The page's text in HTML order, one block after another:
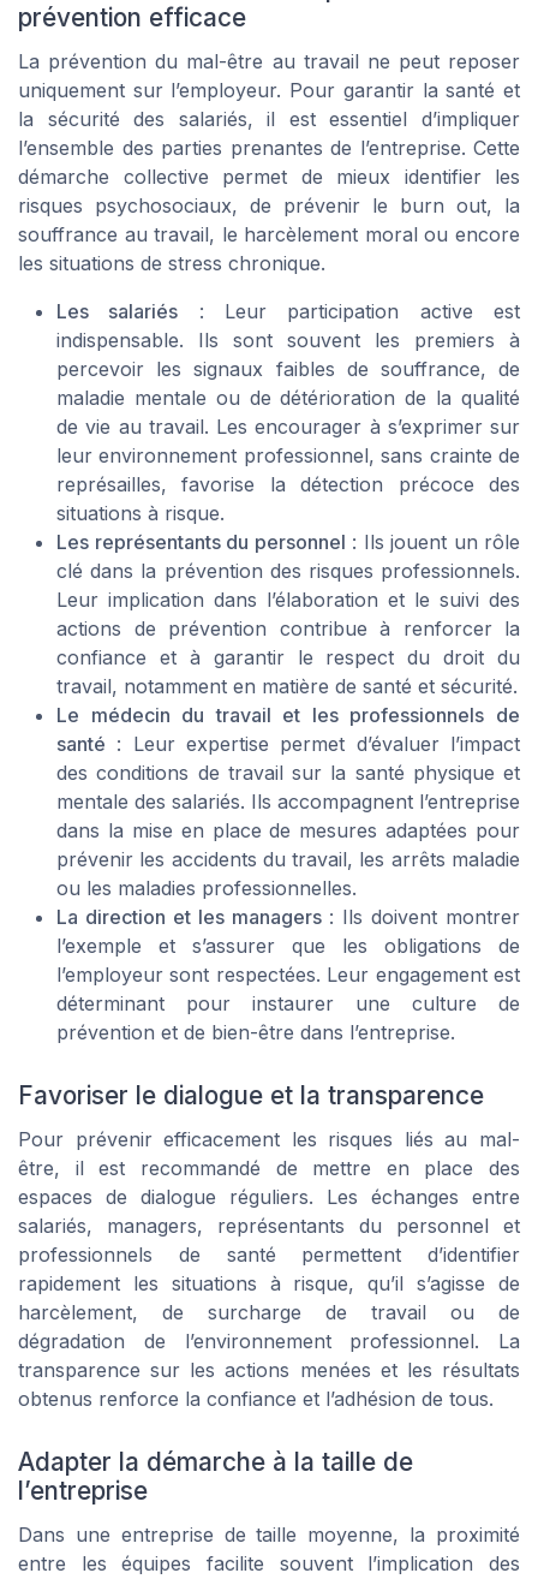
prévention efficace
La prévention du mal-être au travail ne peut reposer
uniquement sur l’employeur. Pour garantir la santé et
la sécurité des salariés, il est essentiel d’impliquer
l’ensemble des parties prenantes de l’entreprise. Cette
démarche collective permet de mieux identifier les
risques psychosociaux, de prévenir le burn out, la
souffrance au travail, le harcèlement moral ou encore
les situations de stress chronique.
Les salariés : Leur participation active est
indispensable. Ils sont souvent les premiers à
percevoir les signaux faibles de souffrance, de
maladie mentale ou de détérioration de la qualité
de vie au travail. Les encourager à s’exprimer sur
leur environnement professionnel, sans crainte de
représailles, favorise la détection précoce des
situations à risque.
Les représentants du personnel : Ils jouent un rôle
clé dans la prévention des risques professionnels.
Leur implication dans l’élaboration et le suivi des
actions de prévention contribue à renforcer la
confiance et à garantir le respect du droit du
travail, notamment en matière de santé et sécurité.
Le médecin du travail et les professionnels de
santé : Leur expertise permet d’évaluer l’impact
des conditions de travail sur la santé physique et
mentale des salariés. Ils accompagnent l’entreprise
dans la mise en place de mesures adaptées pour
prévenir les accidents du travail, les arrêts maladie
ou les maladies professionnelles.
La direction et les managers: Ils doivent montrer
l’exemple et s’assurer que les obligations de
l’employeur sont respectées. Leur engagement est
déterminant pour instaurer une culture de
prévention et de bien-être dans l’entreprise.
Favoriser le dialogue et la transparence
Pour prévenir efficacement les risques liés au mal-
être, il est recommandé de mettre en place des
espaces de dialogue réguliers. Les échanges entre
salariés, managers, représentants du personnel et
professionnels de santé permettent d’identifier
rapidement les situations à risque, qu’il s’agisse de
harcèlement, de surcharge de travail ou de
dégradation de l’environnement professionnel. La
transparence sur les actions menées et les résultats
obtenus renforce la confiance et l’adhésion de tous.
Adapter la démarche à la taille de
l’entreprise
Dans une entreprise de taille moyenne, la proximité
entre les équipes facilite souvent l’implication des